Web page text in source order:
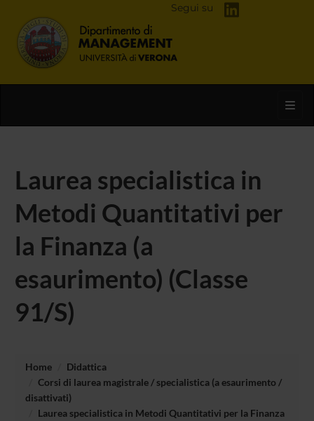
Segui su
Laurea specialistica in
Metodi Quantitativi per
la Finanza (a
esaurimento) (Classe
91/S)
Home
Didattica
Corsi di laurea magistrale / specialistica (a esaurimento /
disattivati)
Laurea specialistica in Metodi Quantitativi per la Finanza